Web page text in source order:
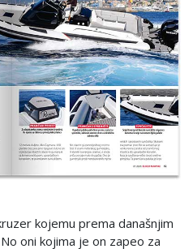
kojemu prema današnjim
oni kojima je on zapeo za